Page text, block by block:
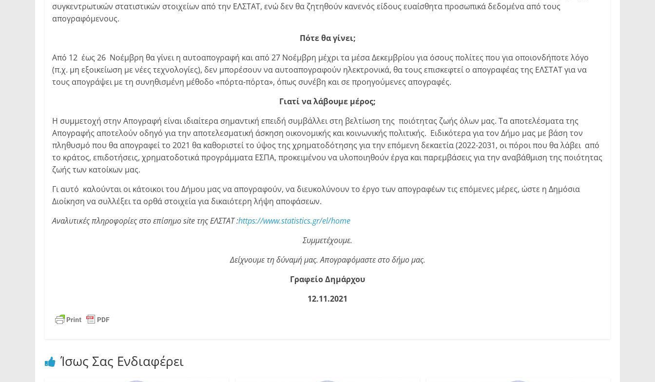
συγκεντρωτικών στατιστικών στοιχείων από την ΕΛΣΤΑΤ, ενώ δεν θα ζητηθούν κανενός είδους ευαίσθητα προσωπικά δεδομένα από τους
απογραφόμενους.
Πότε θα γίνει;
Από 12 έως 26 Νοέμβρη θα γίνει η αυτοαπογραφή και από 27 Νοέμβρη μέχρι τα μέσα Δεκεμβρίου για όσους πολίτες που για οποιονδήποτε λόγο
(π.χ. μη εξοικείωση με νέες τεχνολογίες), δεν μπορέσουν να αυτοαπογραφούν ηλεκτρονικά, θα τους επισκεφτεί ο απογραφέας της ΕΛΣΤΑΤ για να
τους απογράψει με τη συνηθισμένη μέθοδο «πόρτα-πόρτα», όπως συνέβη και σε προηγούμενες απογραφές.
Γιατί να λάβουμε μέρος;
Η συμμετοχή στην Απογραφή είναι ιδιαίτερα σημαντική επειδή συμβάλλει στη βελτίωση της ποιότητας ζωής όλων μας. Τα αποτελέσματα της
Απογραφής αποτελούν οδηγό για την αποτελεσματική άσκηση οικονομικής και κοινωνικής πολιτικής. Ειδικότερα για τον Δήμο μας με βάση τον
πληθυσμό που θα απογραφεί το 2021 θα καθοριστεί το ύψος της χρηματοδότησης για την επόμενη δεκαετία (2022-2031, οι πόροι που θα λάβει από
το κράτος, επιδοτήσεις, χρηματοδοτικά προγράμματα ΕΣΠΑ, προκειμένου να υλοποιηθούν έργα και παρεμβάσεις για την αναβάθμιση της ποιότητας
ζωής των κατοίκων μας.
Γι αυτό καλούνται οι κάτοικοι του Δήμου μας να απογραφούν, να διευκολύνουν το έργο των απογραφέων τις επόμενες μέρες, ώστε η Δημόσια
Διοίκηση να συλλέξει τα ορθά στοιχεία για δικαιότερη λήψη αποφάσεων.
Αναλυτικές πληροφορίες στο επίσημο site της ΕΛΣΤΑΤ :https://www.statistics.gr/el/home
Συμμετέχουμε.
Δείχνουμε τη δύναμή μας. Απογραφόμαστε στο δήμο μας.
Γραφείο Δημάρχου
12.11.2021
Ίσως Σας Ενδιαφέρει